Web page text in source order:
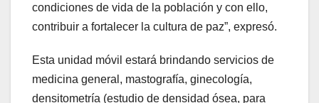
condiciones de vida de la población y con ello,
contribuir a fortalecer la cultura de paz”, expresó.
Esta unidad móvil estará brindando servicios de
medicina general, mastografía, ginecología,
densitometría (estudio de densidad ósea, para